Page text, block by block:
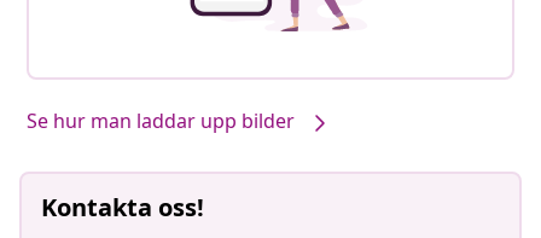
Se hur man laddar upp bilder
Kontakta oss!